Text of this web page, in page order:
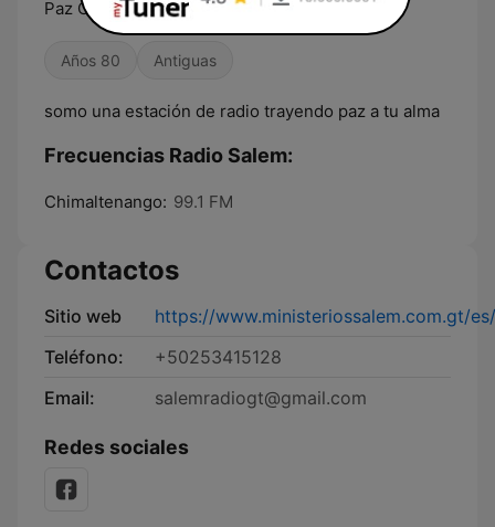
Paz Completa a Tu Alma
Años 80 Antiguas
somo una estación de radio trayendo paz a tu alma
Frecuencias Radio Salem:
Chimaltenango: 99.1 FM
Contactos
Sitio web
https://www.ministeriossalem.com.gt/es/
Teléfono:
+50253415128
Email:
salemradiogt@gmail.com
Redes sociales